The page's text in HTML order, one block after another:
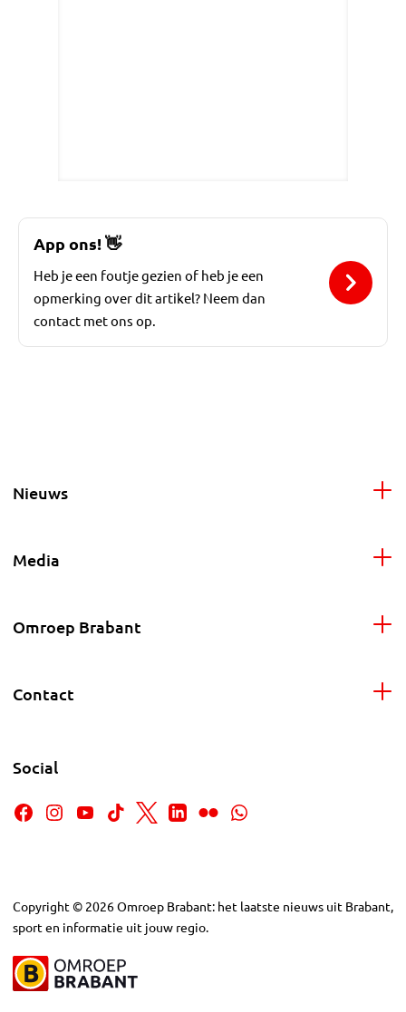
App ons!👋
Heb je een foutje gezien of heb je een
opmerking over dit artikel? Neem dan
contact met ons op.
Nieuws
Media
Omroep Brabant
Contact
Social
Copyright © 2026Omroep Brabant: het laatste nieuws uit Brabant,
sport en informatie uit jouw regio.